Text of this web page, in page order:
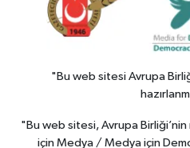
"Bu web sitesi Avrupa
"Bu web sitesi, Avrupa
için Medya / Medya için